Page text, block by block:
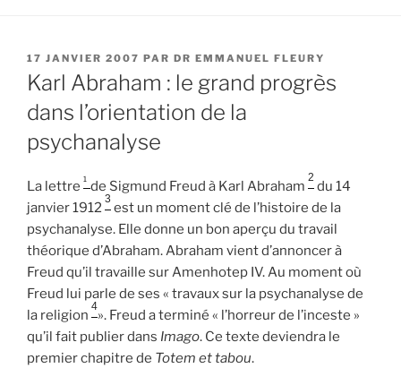
PUBLIÉ
LE
17 JANVIER 2007 PAR DR EMMANUEL FLEURY
Karl Abraham : le grand progrès
dans l’orientation de la
psychanalyse
La lettre 1 de Sigmund Freud à Karl Abraham
2
du 14
janvier 1912
3
est un moment clé de l’histoire de la
psychanalyse. Elle donne un bon aperçu du travail
théorique d’Abraham. Abraham vient d’annoncer à
Freud qu’il travaille sur Amenhotep IV. Au moment où
Freud lui parle de ses « travaux sur la psychanalyse de
la religion
4
». Freud a terminé « l’horreur de l’inceste »
qu’il fait publier dans Imago. Ce texte deviendra le
premier chapitre de Totem et tabou.